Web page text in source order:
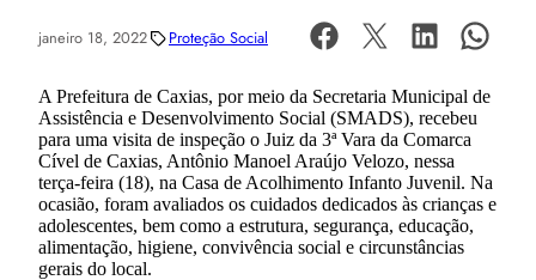
janeiro 18, 2022 Proteção Social
A Prefeitura de Caxias, por meio da Secretaria Municipal de
Assistência e Desenvolvimento Social (SMADS), recebeu
para uma visita de inspeção o Juiz da 3ª Vara da Comarca
Cível de Caxias, Antônio Manoel Araújo Velozo, nessa
terça-feira (18), na Casa de Acolhimento Infanto Juvenil. Na
ocasião, foram avaliados os cuidados dedicados às crianças e
adolescentes, bem como a estrutura, segurança, educação,
alimentação, higiene, convivência social e circunstâncias
gerais do local.